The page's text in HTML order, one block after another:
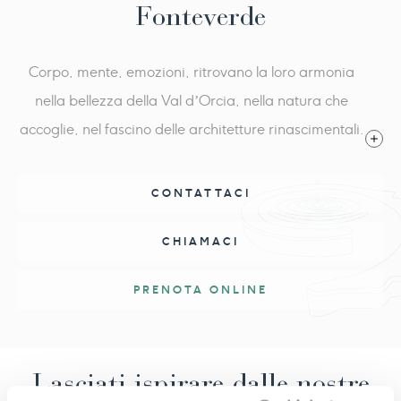
Fonteverde
Corpo, mente, emozioni, ritrovano la loro armonia
nella bellezza della Val d’Orcia, nella natura che
accoglie, nel fascino delle architetture rinascimentali.
tensione con il suo calore naturale. Fonteverde è
unisce all’essenza del benessere.
CONTATTACI
CHIAMACI
PRENOTA ONLINE
Lasciati ispirare dalle nostre